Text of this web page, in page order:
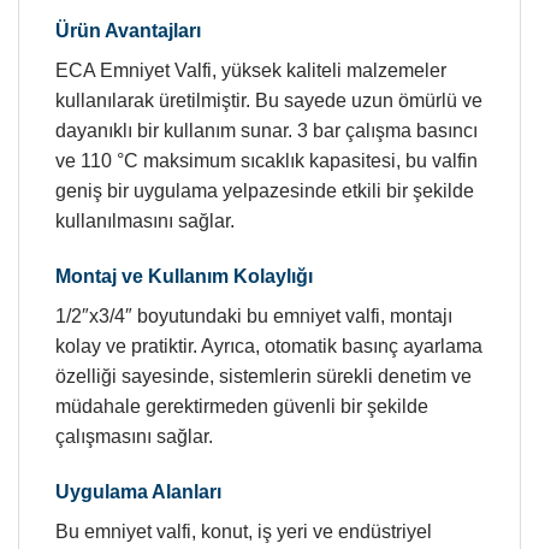
Ürün Avantajları
ECA Emniyet Valfi, yüksek kaliteli malzemeler
kullanılarak üretilmiştir. Bu sayede uzun ömürlü ve
dayanıklı bir kullanım sunar. 3 bar çalışma basıncı
ve 110 °C maksimum sıcaklık kapasitesi, bu valfin
geniş bir uygulama yelpazesinde etkili bir şekilde
kullanılmasını sağlar.
Montaj ve Kullanım Kolaylığı
1/2″x3/4″ boyutundaki bu emniyet valfi, montajı
kolay ve pratiktir. Ayrıca, otomatik basınç ayarlama
özelliği sayesinde, sistemlerin sürekli denetim ve
müdahale gerektirmeden güvenli bir şekilde
çalışmasını sağlar.
Uygulama Alanları
Bu emniyet valfi, konut, iş yeri ve endüstriyel